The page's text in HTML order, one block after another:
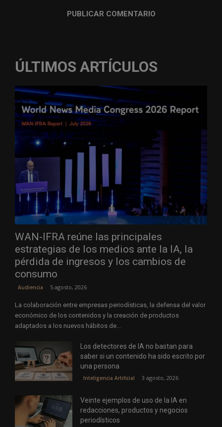
ÚLTIMOS ARTÍCULOS
WAN-IFRA reúne las principales
estrategias de los medios ante la IA, la
pérdida de ingresos y los cambios de
consumo
Audiencia 5 agosto, 2026
La colaboración entre empresas periodísticas, la defensa del valor
económico de los contenidos y la creación de productos
adaptados a los nuevos hábitos de...
Los detectores de IA no bastan para
saber si un contenido ha sido escrito por
una persona
Inteligencia Artificial 3 agosto, 2026
Veinte ejemplos de uso de la IA en
redacciones, productos y negocios
periodísticos